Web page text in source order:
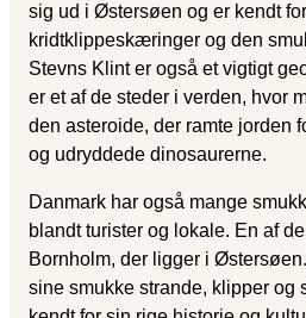
sig ud i Østersøen og er kendt
kridtklippeskæringer og den
Stevns Klint er også et vigtigt
er et af de steder i verden, hvor
den asteroide, der ramte jorden
og udryddede dinosaurerne.
Danmark har også mange
blandt turister og lokale. En af
Bornholm, der ligger i
sine smukke strande, klipper og